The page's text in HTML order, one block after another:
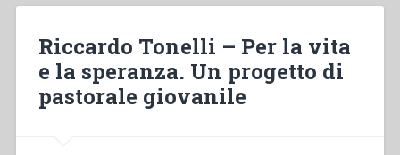
nei
regolamenti
generali
della
Riccardo Tonelli – Per la vita
e la speranza. Un progetto di
pastorale giovanile